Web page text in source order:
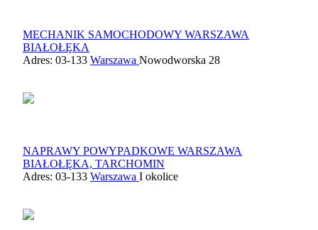
MECHANIK SAMOCHODOWY WARSZAWA
BIAŁOŁĘKA
Adres: 03-133 Warszawa Nowodworska 28
NAPRAWY POWYPADKOWE WARSZAWA
BIAŁOŁĘKA, TARCHOMIN
Adres: 03-133 Warszawa I okolice